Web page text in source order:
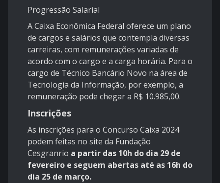
Progressão Salarial
A Caixa Econômica Federal oferece um plano
de cargos e salários que contempla diversas
carreiras, com remunerações variadas de
acordo com o cargo e a carga horária. Para o
cargo de Técnico Bancário Novo na área de
Tecnologia da Informação, por exemplo, a
remuneração pode chegar a R$ 10.985,00.
Inscrições
As inscrições para o Concurso Caixa 2024
podem feitas no site da Fundação
Cesgranrio a partir das 10h do dia 29 de
fevereiro e seguem abertas até as 16h do
dia 25 de março.